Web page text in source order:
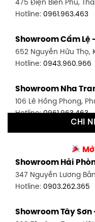
Hotline:0946.480.580
348 Đ. Bạch Đằng, P.
Hotline:0902.716.230
591 Hoàng Văn Thụ, P.
Hotline:0906.256.759
0986.71.8448
Showroom Thuận
66 đường DT743, An
475 Điện Biên Phủ,
Hotline: 0961.963.463
Showroom Cẩm Lệ
652 Nguyễn Hữu Thọ,
Hotline: 0943.960.966
Showroom Nha
106 Lê Hồng Phong,
Hotline:0961.963.463
27-29 Nguyễn Sỹ
Hotline:0943.960.966
Showroom Buôn Ma
Hotline:0934.02.18.18
CHI
Showroom Hải
347 Nguyễn Lương
Hotline: 0903.262.365
Showroom Tây Sơn